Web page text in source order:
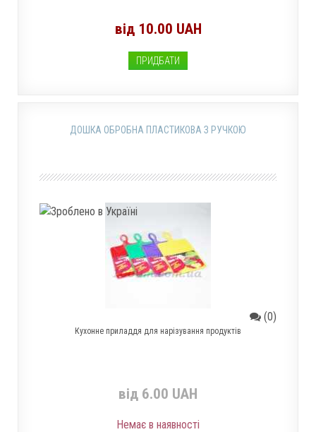
від 10.00 UAH
ПРИДБАТИ
ДОШКА ОБРОБНА ПЛАСТИКОВА З РУЧКОЮ
(0)
Кухонне приладдя для нарізування продуктів
від 6.00 UAH
Немає в наявності